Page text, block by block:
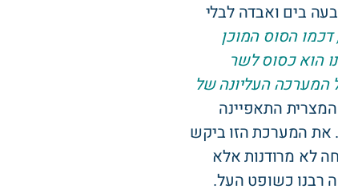
בים ואבדה לבלי
הסוס המוכן
הוא כסוס לשר
המערכה העליונה של
התאפיינה
את המערכת הזו ביקש
לא מרודנות אלא
רבנו כשופט העל.